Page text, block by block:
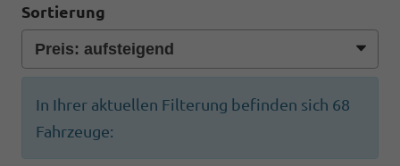
Sortierung
In Ihrer aktuellen Filterung befinden sich 68
Fahrzeuge: